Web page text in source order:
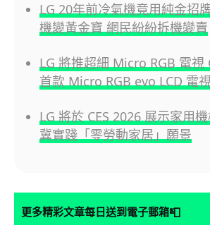
LG 20年前冷氣機竟用純金
機變黃金寶 網民紛紛拆機變賣
LG 將推超細 Micro RGB 電視
首款 Micro RGB evo LCD 電
LG 將於 CES 2026 展示家用
冀實踐「零勞動家居」願景
更多精彩文章每日送到電子郵箱📮